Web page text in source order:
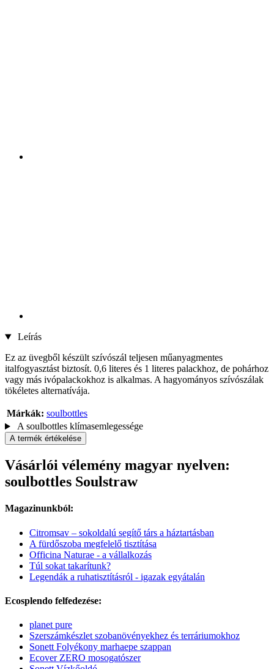
Leírás
Ez az üvegből készült szívószál teljesen műanyagmentes
italfogyasztást biztosít. 0,6 literes és 1 literes palackhoz, de pohárhoz
vagy más ivópalackokhoz is alkalmas. A hagyományos szívószálak
tökéletes alternatívája.
Márkák: soulbottles
A soulbottles klímasemlegessége
A termék értékelése
Vásárlói vélemény magyar nyelven:
soulbottles Soulstraw
Magazinunkból:
Citromsav – sokoldalú segítő társ a háztartásban
A fürdőszoba megfelelő tisztítása
Officina Naturae - a vállalkozás
Túl sokat takarítunk?
Legendák a ruhatisztításról - igazak egyátalán
Ecosplendo felfedezése:
planet pure
Szerszámkészlet szobanövényekhez és terráriumokhoz
Sonett Folyékony marhaepe szappan
Ecover ZERO mosogatószer